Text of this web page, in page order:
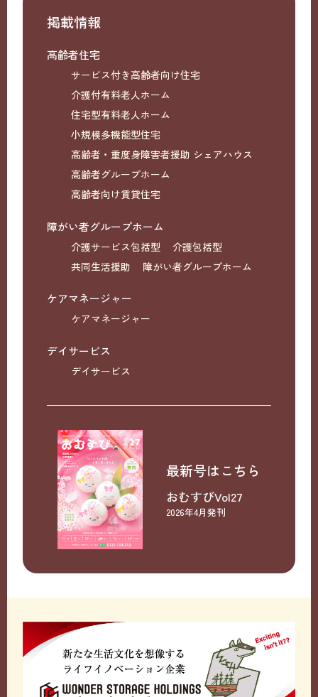
掲載情報
高齢者住宅
サービス付き高齢者向け住宅
介護付有料老人ホーム
住宅型有料老人ホーム
小規模多機能型住宅
高齢者・重度身障害者援助 シェアハウス
高齢者グループホーム
高齢者向け賃貸住宅
障がい者グループホーム
介護サービス包括型
介護包括型
共同生活援助
障がい者グループホーム
ケアマネージャー
ケアマネージャー
デイサービス
デイサービス
最新号はこちら
おむすびVol27
2026年4月発刊